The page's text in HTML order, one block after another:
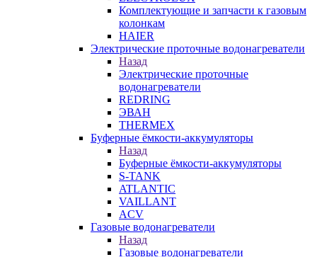
Комплектующие и запчасти к газовым
колонкам
HAIER
Электрические проточные водонагреватели
Назад
Электрические проточные
водонагреватели
REDRING
ЭВАН
THERMEX
Буферные ёмкости-аккумуляторы
Назад
Буферные ёмкости-аккумуляторы
S-TANK
ATLANTIC
VAILLANT
ACV
Газовые водонагреватели
Назад
Газовые водонагреватели